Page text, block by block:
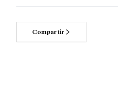
Compartir